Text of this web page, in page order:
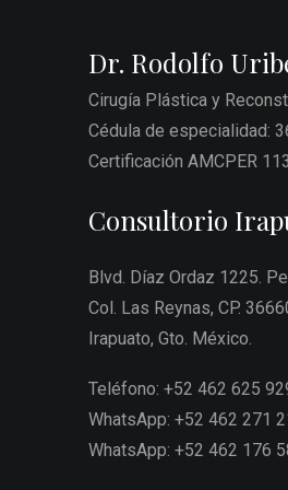
Dr. Rodolfo
Cirugía Plástica y
Cédula de especialidad:
Certificación AMCPER
Consultorio
Blvd. Díaz Ordaz 1225.
Col. Las Reynas, CP.
Irapuato, Gto. México.
Teléfono: +52 462 625
WhatsApp: +52 462 271
WhatsApp: +52 462 176